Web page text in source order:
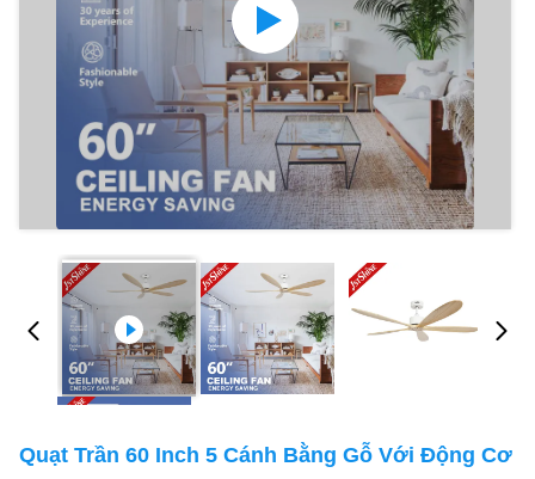
Quạt Trần 60 Inch 5 Cánh Bằng Gỗ Với Động Cơ